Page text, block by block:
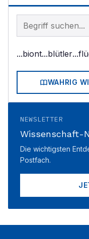
Begriff im Lexikon
...biont...blütler
WAHRIG
NEWSLETTER
Wissenschaft-
Die wichtigsten
Postfach.